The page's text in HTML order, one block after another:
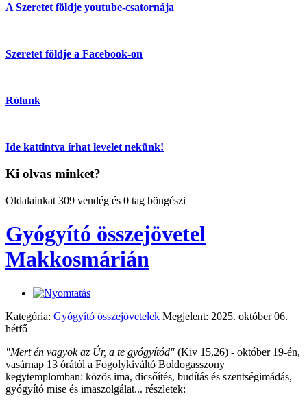
A Szeretet földje youtube-csatornája
Szeretet földje a Facebook-on
Rólunk
Ide kattintva írhat levelet nekünk!
Ki olvas minket?
Oldalainkat 309 vendég és 0 tag böngészi
Gyógyító összejövetel
Makkosmárián
Kategória: Gyógyító összejövetelek Megjelent: 2025. október 06.
hétfő
"Mert én vagyok az Úr, a te gyógyítód" (Kiv 15,26) - október 19-én,
vasárnap 13 órától a Fogolykiváltó Boldogasszony
kegytemplomban: közös ima, dicsőítés, budítás és szentségimádás,
gyógyító mise és imaszolgálat... részletek: